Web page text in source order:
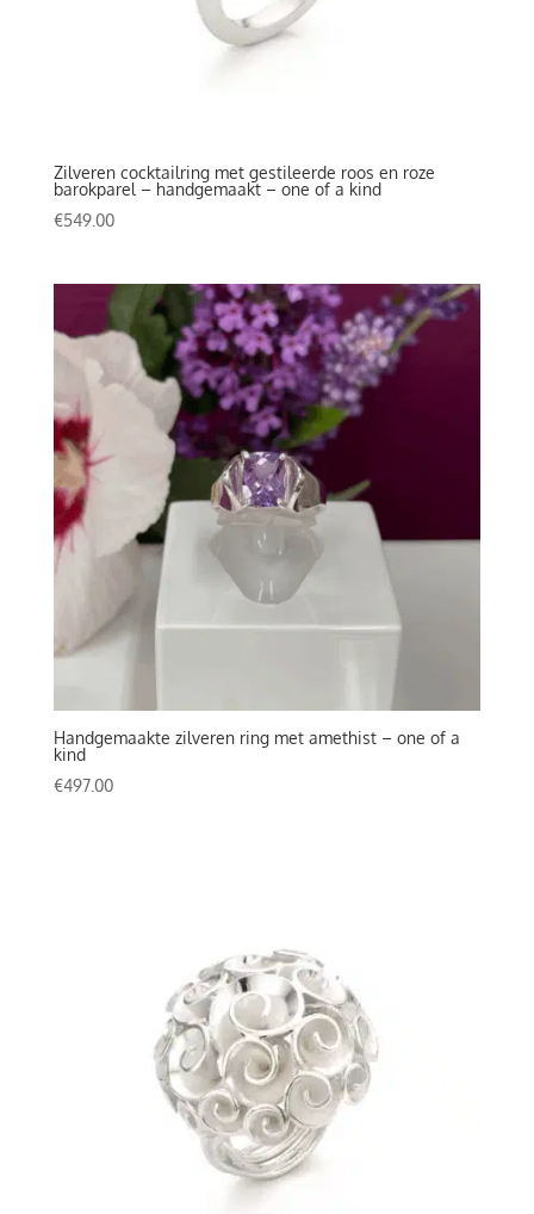
Zilveren cocktailring met gestileerde roos en roze
barokparel – handgemaakt – one of a kind
€549.00
Handgemaakte zilveren ring met amethist – one of a
kind
€497.00